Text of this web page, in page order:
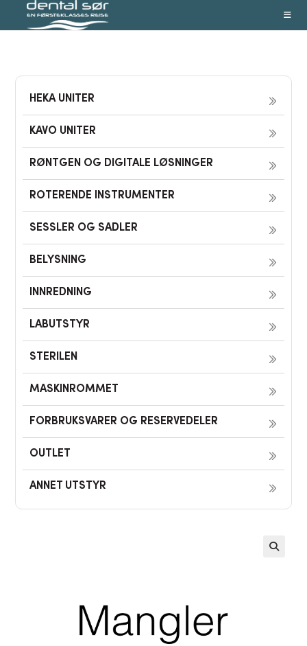
HEKA UNITER
KAVO UNITER
RØNTGEN OG DIGITALE LØSNINGER
ROTERENDE INSTRUMENTER
SESSLER OG SADLER
BELYSNING
INNREDNING
LABUTSTYR
STERILEN
MASKINROMMET
FORBRUKSVARER OG RESERVEDELER
OUTLET
ANNET UTSTYR